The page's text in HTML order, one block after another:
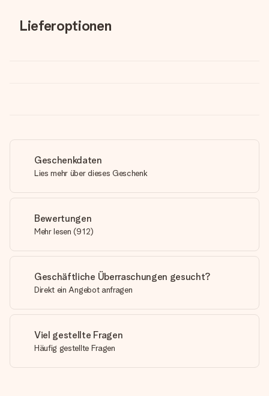
Lieferoptionen
Geschenkdaten
Lies mehr über dieses Geschenk
Bewertungen
Mehr lesen (912)
Geschäftliche Überraschungen gesucht?
Direkt ein Angebot anfragen
Viel gestellte Fragen
Häufig gestellte Fragen